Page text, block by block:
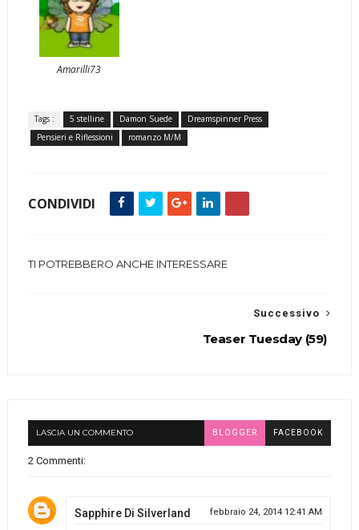
Amarilli73
Tags : 5 stelline Damon Suede
Dreamspinner Press
Pensieri e Riflessioni
romanzo M/M
CONDIVIDI
TI POTREBBERO ANCHE INTERESSARE
Successivo
Teaser Tuesday (59)
LASCIA UN COMMENTO BLOGGER FACEBOOK
2 Commenti:
Sapphire Di Silverland febbraio 24, 2014 12:41 AM